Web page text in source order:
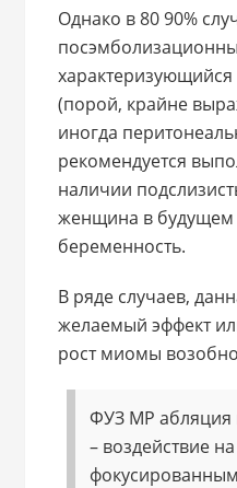
Однако в 80 90%
(порой, крайне
иногда
рекомендуется
наличии
женщина в будущем
беременность.
В ряде случаев,
желаемый эффект
рост миомы
ФУЗ МР абляция
– воздействие